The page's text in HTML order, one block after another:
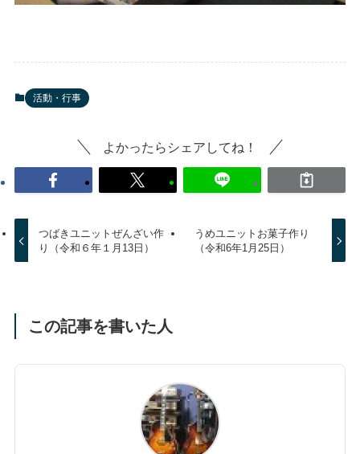
活動・行事
よかったらシェアしてね！
つばきユニットぜんざい作
り（令和６年１月13日）
うめユニットお菓子作り
（令和6年1月25日）
この記事を書いた人